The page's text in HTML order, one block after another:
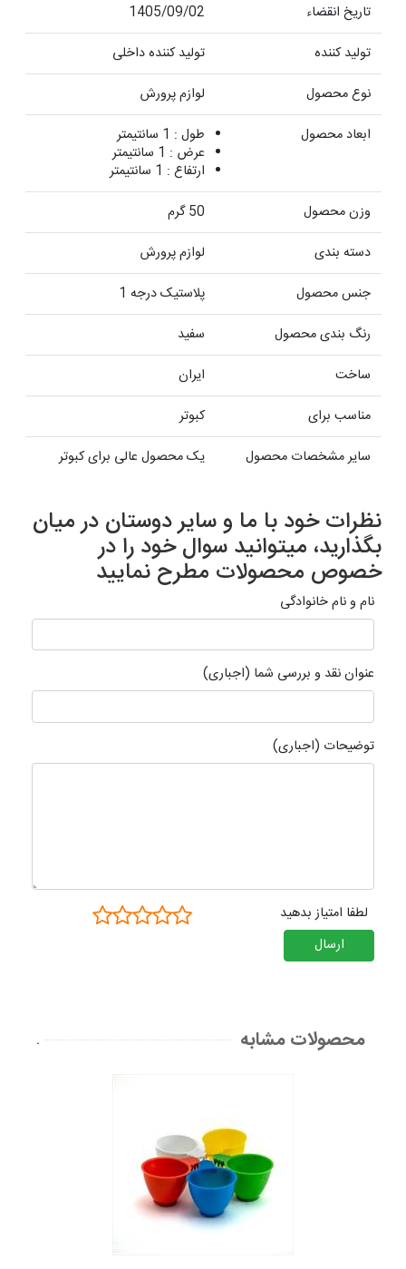
تاریخ انقضاء
1405/09/02
تولید کننده
تولید کننده داخلی
نوع محصول
لوازم پرورش
ابعاد محصول
طول : 1 سانتیمتر
عرض : 1 سانتیمتر
ارتفاع : 1 سانتیمتر
وزن محصول
50 گرم
دسته بندی
لوازم پرورش
جنس محصول
پلاستیک درجه 1
رنگ بندی محصول
سفید
ساخت
ایران
مناسب برای
کبوتر
سایر مشخصات محصول
یک محصول عالی برای کبوتر
نظرات خود با ما و سایر دوستان در میان
بگذارید، میتوانید سوال خود را در
خصوص محصولات مطرح نمایید
نام و نام خانوادگی
عنوان نقد و بررسی شما (اجباری)
توضیحات (اجباری)
لطفا امتیاز بدهید
ارسال
محصولات مشابه .